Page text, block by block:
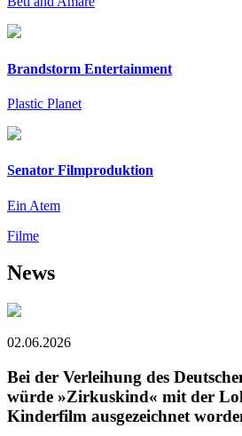
Brandstorm Entertainment
Plastic Planet
Senator Filmproduktion
Ein Atem
Filme
News
02.06.2026
Bei der Verleihung des
würde »Zirkuskind« mit der
Kinderfilm ausgezeichnet